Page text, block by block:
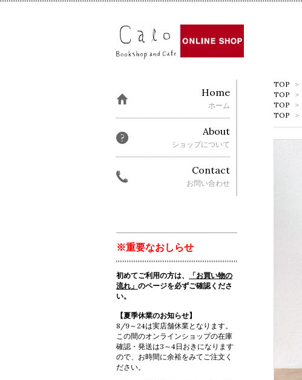
TOP >
TOP
>
TOP
>
TOP
>
Home
ホーム
About
ショップについて
Contact
お問い合わせ
※重要なおしらせ
初めてご利用の方は、
「お買い物の
流れ」 のページを必ずご確認くださ
い。
【夏季休業のお知らせ】
8/9～24は実店舗休業となります。
この間のオンラインショップの在庫
確認・発送は3～4日おきになります
ので、お時間に余裕をみてご注文く
ださい。